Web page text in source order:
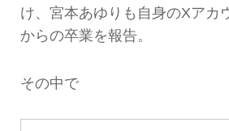
け、宮本あゆりも自身のXアカ
からの卒業を報告。
その中で